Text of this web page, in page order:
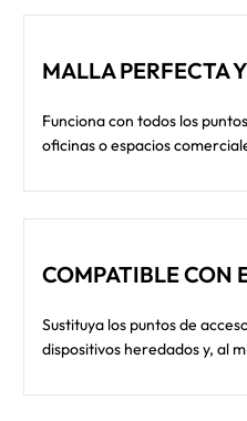
MALLA PERFECTA
Funciona con todos los
oficinas o espacios
COMPATIBLE CON
Sustituya los puntos de
dispositivos heredados y, al